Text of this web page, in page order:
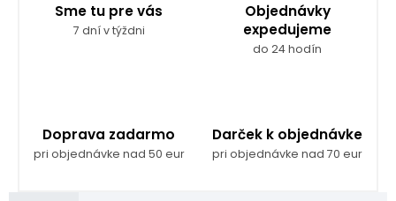
Sme tu pre vás
7 dní v týždni
Objednávky
expedujeme
do 24 hodín
Doprava zadarmo
pri objednávke nad 50 eur
Darček k objednávke
pri objednávke nad 70 eur